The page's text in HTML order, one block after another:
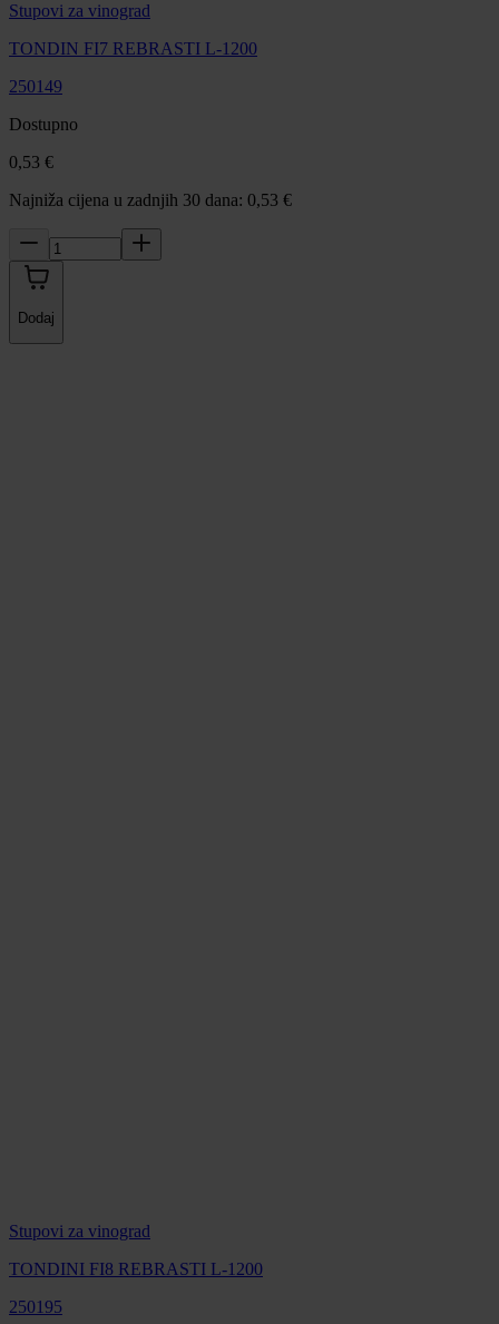
Stupovi za vinograd
TONDIN FI7 REBRASTI L-1200
250149
Dostupno
0,53 €
Najniža cijena u zadnjih 30 dana: 0,53 €
Dodaj
Stupovi za vinograd
TONDINI FI8 REBRASTI L-1200
250195